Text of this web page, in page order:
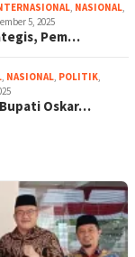
, NASIONAL,
5, 2025
Pem…
, NASIONAL, POLITIK,
Oskar…